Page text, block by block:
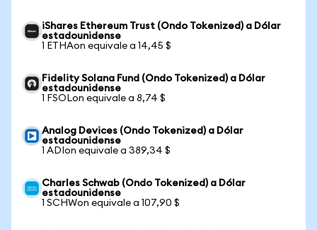
iShares Ethereum Trust (Ondo Tokenized) a Dólar
estadounidense
1 ETHAon equivale a 14,45 $
Fidelity Solana Fund (Ondo Tokenized) a Dólar
estadounidense
1 FSOLon equivale a 8,74 $
Analog Devices (Ondo Tokenized) a Dólar
estadounidense
1 ADIon equivale a 389,34 $
Charles Schwab (Ondo Tokenized) a Dólar
estadounidense
1 SCHWon equivale a 107,90 $